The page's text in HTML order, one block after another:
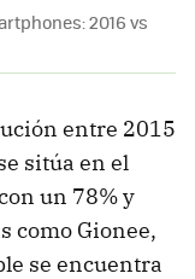
2016 vs
entre 2015
sitúa en el
un 78% y
como Gionee,
se encuentra